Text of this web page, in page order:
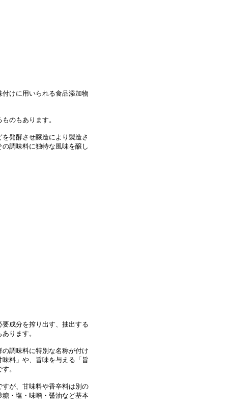
けに用いられる食品添加物
のもあります。
発酵させ醸造により製造さ
調味料に独特な風味を醸し
成分を搾り出す、抽出する
ります。
調味料に特別な名称が付け
料」や、旨味を与える「旨
。
が、甘味料や香辛料は別の
・塩・味噌・醤油など基本